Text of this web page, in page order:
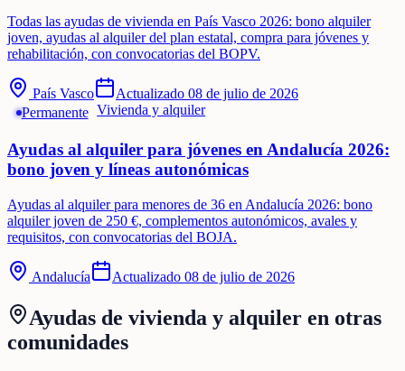
Todas las ayudas de vivienda en País Vasco 2026: bono alquiler
joven, ayudas al alquiler del plan estatal, compra para jóvenes y
rehabilitación, con convocatorias del BOPV.
País Vasco Actualizado 08 de julio de 2026
Permanente Vivienda y alquiler
Ayudas al alquiler para jóvenes en Andalucía 2026:
bono joven y líneas autonómicas
Ayudas al alquiler para menores de 36 en Andalucía 2026: bono
alquiler joven de 250 €, complementos autonómicos, avales y
requisitos, con convocatorias del BOJA.
Andalucía Actualizado 08 de julio de 2026
Ayudas de vivienda y alquiler en otras
comunidades